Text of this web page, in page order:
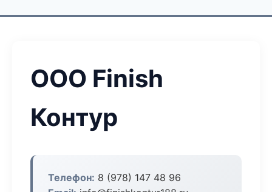
ООО Finish
Контур
Телефон: 8 (978) 147 48 96